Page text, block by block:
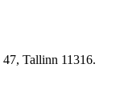
47, Tallinn 11316.